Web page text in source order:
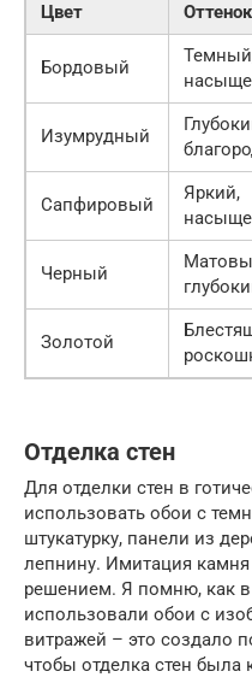
Цвет Оттенок
Бордовый
Изумрудный
Сапфировый
Яркий,
Черный
Золотой
Отделка стен
Для отделки стен в
использовать обои с
штукатурку, панели из
лепнину. Имитация
решением. Я помню, как
использовали обои с
витражей – это создало
чтобы отделка стен была